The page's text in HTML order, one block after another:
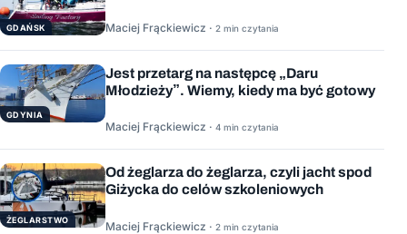
GDAŃSK Maciej Frąckiewicz · 2 min czytania
GDYNIA
Jest przetarg na następcę „Daru
Młodzieży”. Wiemy, kiedy ma być gotowy
Maciej Frąckiewicz · 4 min czytania
ŻEGLARSTWO
Od żeglarza do żeglarza, czyli jacht spod
Giżycka do celów szkoleniowych
Maciej Frąckiewicz · 2 min czytania